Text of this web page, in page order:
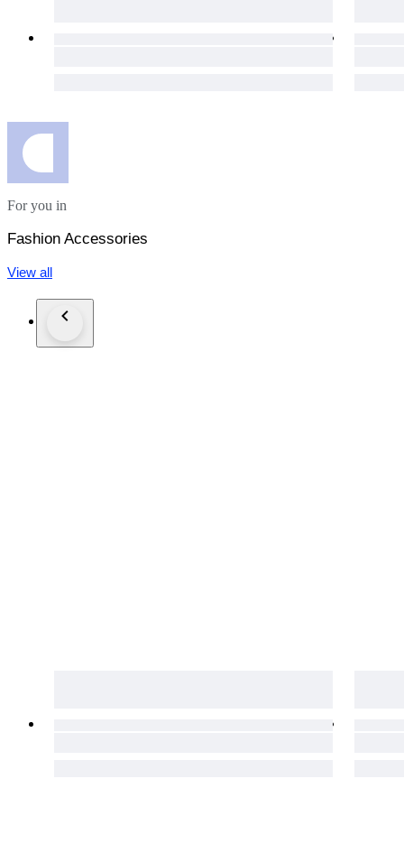
For you in
Fashion Accessories
View all